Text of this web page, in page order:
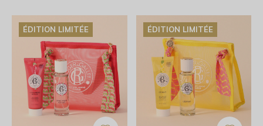
ÉDITION LIMITÉE ÉDITION LIMITÉE